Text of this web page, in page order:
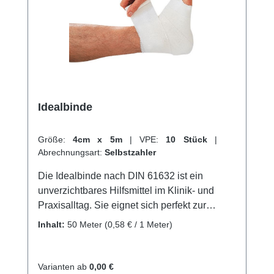
Idealbinde
Größe: 4cm x 5m | VPE: 10 Stück |
Abrechnungsart: Selbstzahler
Die Idealbinde nach DIN 61632 ist ein
unverzichtbares Hilfsmittel im Klinik- und
Praxisalltag. Sie eignet sich perfekt zur
kräftigen Kompression der Extremitäten in der
Thromboseprophylaxe als auch zum Stützen
Inhalt: 50 Meter (0,58 € / 1 Meter)
Varianten ab 0,00 €